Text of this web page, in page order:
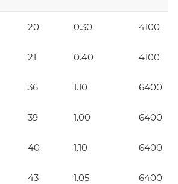
20 0.30 4100
21 0.40 4100
36 1.10 6400
39 1.00 6400
40 1.10 6400
43 1.05 6400